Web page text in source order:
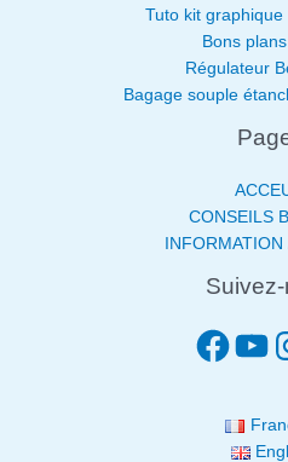
Tuto kit
Bons
Régulateur
Bagage souple
CONSEILS